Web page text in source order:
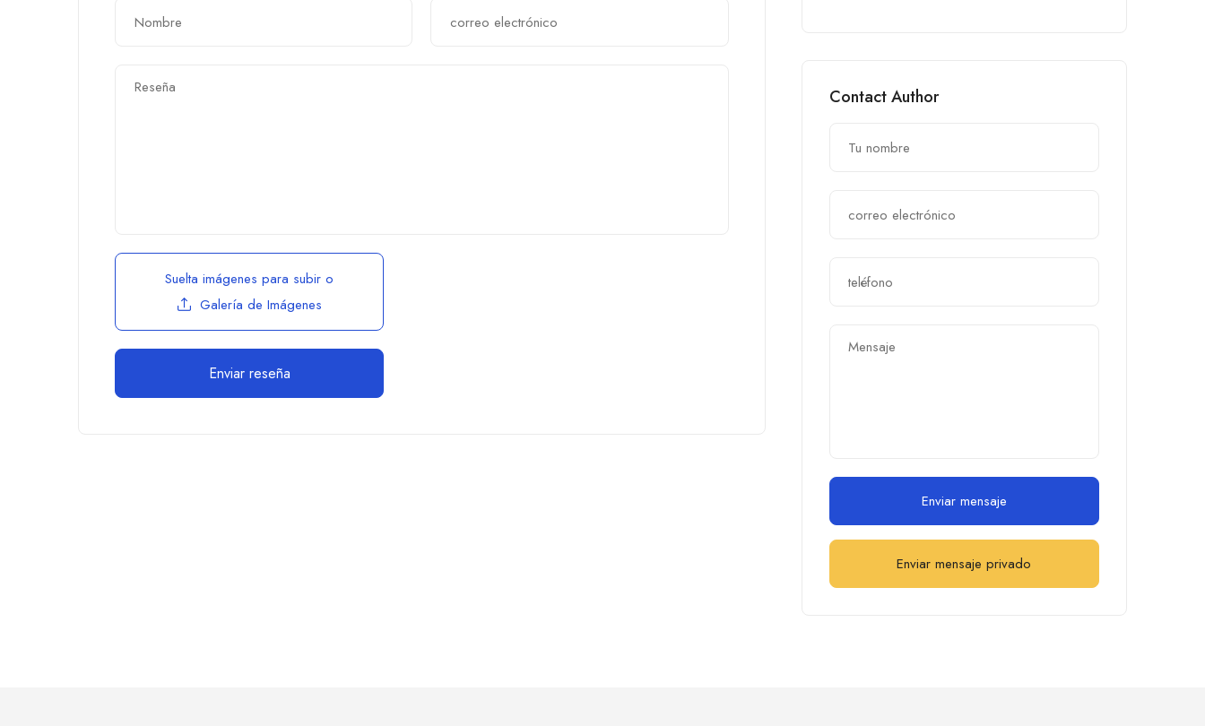
Suelta imágenes para subir o
Galería de Imágenes
Contact Author
Enviar mensaje
Enviar mensaje privado